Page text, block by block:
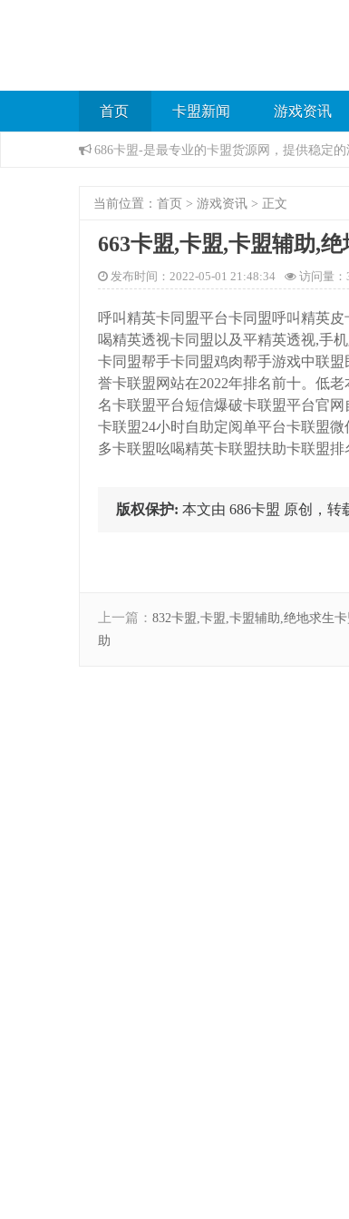
首页 卡盟新闻 游戏资讯
686卡盟-是最专业的卡盟货源网，提供稳定
当前位置： 首页 > 游戏资讯 > 正文
663卡盟,卡盟,卡盟辅助,
发布时间：2022-05-01 21:48:34 访问量：
呼叫精英卡同盟平台卡同盟呼叫精英
喝精英透视卡同盟以及平精英透视,手
卡同盟帮手卡同盟鸡肉帮手游戏中联
誉卡联盟网站在2022年排名前十。低
名卡联盟平台短信爆破卡联盟平台官
卡联盟24小时自助定阅单平台卡联盟
多卡联盟吆喝精英卡联盟扶助卡联盟排
版权保护: 本文由 686卡盟 原创，转
上一篇： 832卡盟,卡盟,卡盟辅助,绝地求生
助